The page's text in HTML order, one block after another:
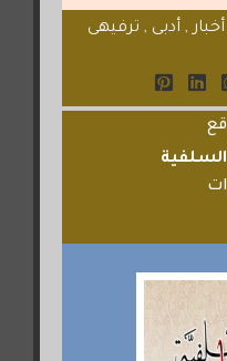
, أدبى , ترفيهى
السلفية